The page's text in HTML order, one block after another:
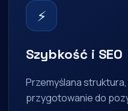
⚡
Szybkość i SEO
Przemyślana
przygotowanie do